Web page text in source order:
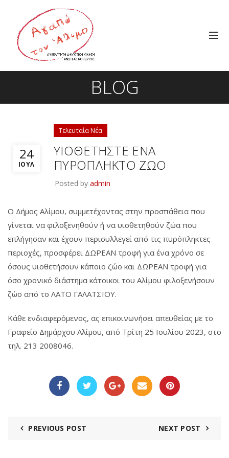
BLOG
24
ΙΟΎΛ
Τελευταία Νέα
ΥΙΟΘΕΤΗΣΤΕ ΕΝΑ
ΠΥΡΟΠΛΗΚΤΟ ΖΩΟ
Posted by admin
Ο Δήμος Αλίμου, συμμετέχοντας στην προσπάθεια που
γίνεται να φιλοξενηθούν ή να υιοθετηθούν ζώα που
επλήγησαν και έχουν περισυλλεγεί από τις πυρόπληκτες
περιοχές, προσφέρει ΔΩΡΕΑΝ τροφή για ένα χρόνο σε
όσους υιοθετήσουν κάποιο ζώο και ΔΩΡΕΑΝ τροφή για
όσο χρονικό διάστημα κάτοικοι του Αλίμου φιλοξενήσουν
ζώο από το ΛΑΤΟ ΓΑΛΑΤΣΙΟΥ.
Κάθε ενδιαφερόμενος, ας επικοινωνήσει απευθείας με το
Γραφείο Δημάρχου Αλίμου, από Τρίτη 25 Ιουλίου 2023, στο
τηλ. 213 2008046.
PREVIOUS POST NEXT POST